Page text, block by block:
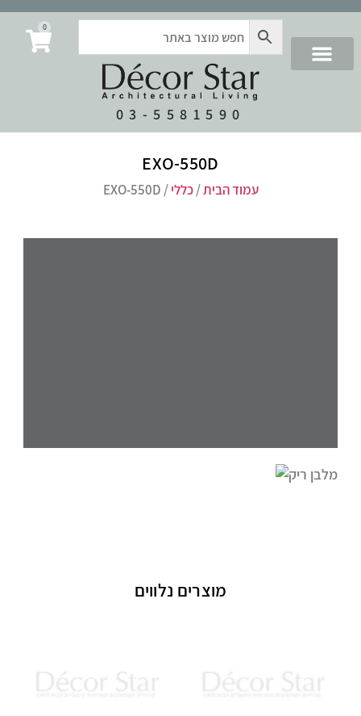
03-5581590
0
EXO-550D
עמוד הבית/כללי/ EXO-550D
מוצרים נלווים